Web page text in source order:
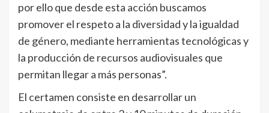
por ello que desde esta acción buscamos
promover el respeto a la diversidad y la igualdad
de género, mediante herramientas tecnológicas y
la producción de recursos audiovisuales que
permitan llegar a más personas”.
El certamen consiste en desarrollar un